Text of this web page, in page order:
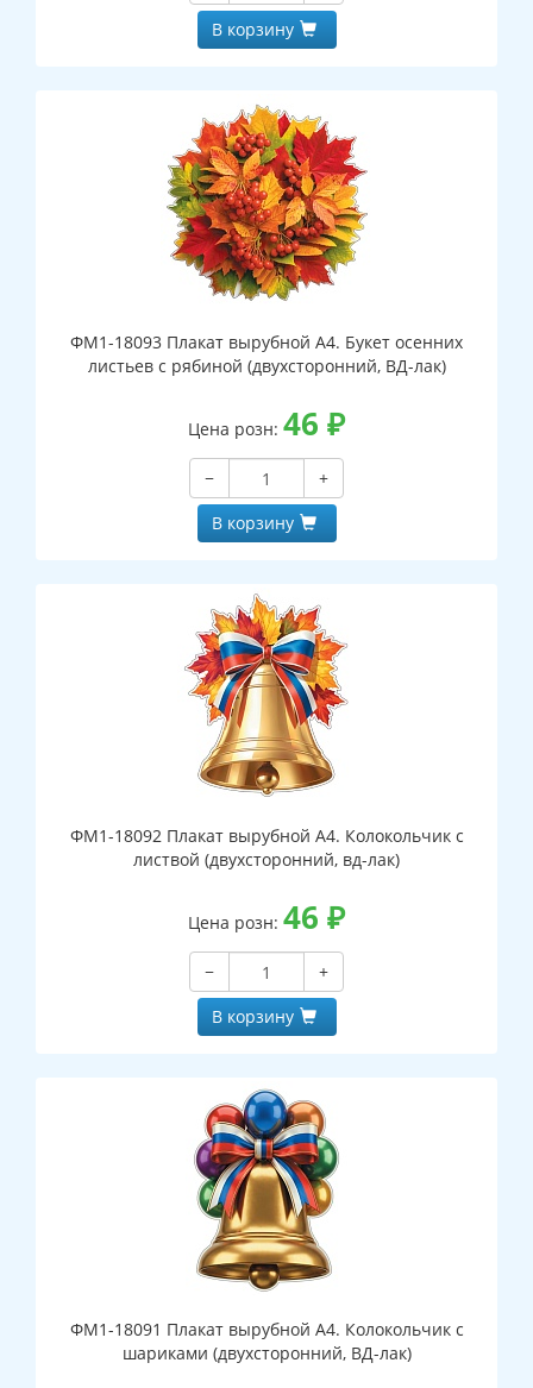
В корзину
ФМ1-18093 Плакат вырубной А4. Букет осенних
листьев с рябиной (двухсторонний, ВД-лак)
Цена розн: 46 ₽
−
+
В корзину
ФМ1-18092 Плакат вырубной А4. Колокольчик с
листвой (двухсторонний, вд-лак)
Цена розн: 46 ₽
−
+
В корзину
ФМ1-18091 Плакат вырубной А4. Колокольчик с
шариками (двухсторонний, ВД-лак)